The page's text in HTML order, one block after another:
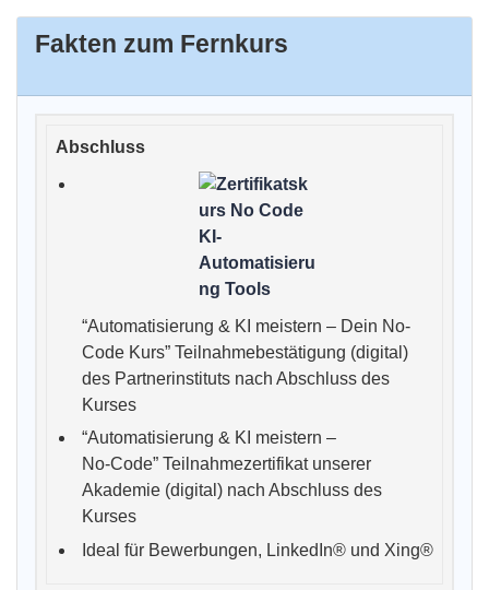
Fakten zum Fernkurs
“Automatisierung & KI meistern – Dein No-
Code Kurs” Teilnahmebestätigung (digital)
des Partnerinstituts nach Abschluss des
Kurses
“Automatisierung & KI meistern –
No-Code” Teilnahmezertifikat unserer
Akademie (digital) nach Abschluss des
Kurses
Ideal für Bewerbungen, LinkedIn® und Xing®